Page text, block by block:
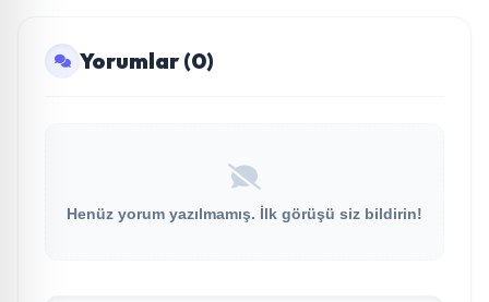
Yorumlar (0)
Henüz yorum yazılmamış. İlk görüşü siz bildirin!